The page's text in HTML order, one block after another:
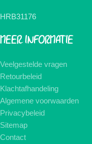
HRB31176
MEER INFORMATIE
Veelgestelde vragen
Retourbeleid
Klachtafhandeling
Algemene voorwaarden
Privacybeleid
Sitemap
Contact